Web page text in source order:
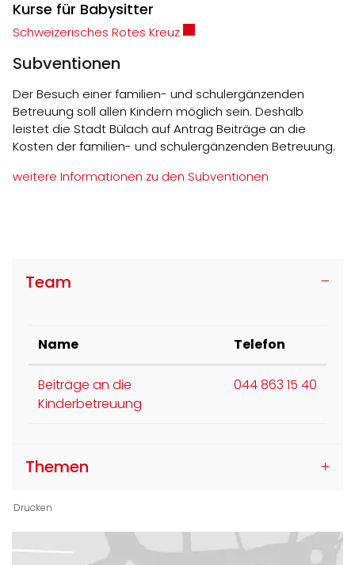
Kurse für Babysitter
Schweizerisches Rotes KreuzExterner Link wird in einem
Subventionen
Der Besuch einer familien- und schulergänzenden
Betreuung soll allen Kindern möglich sein. Deshalb
leistet die Stadt Bülach auf Antrag Beiträge an die
Kosten der familien- und schulergänzenden Betreuung.
weitere Informationen zu den Subventionen
Team
Name Telefon
Beiträge an die
Kinderbetreuung
044 863 15 40
Themen
Drucken
Ortsinformationen